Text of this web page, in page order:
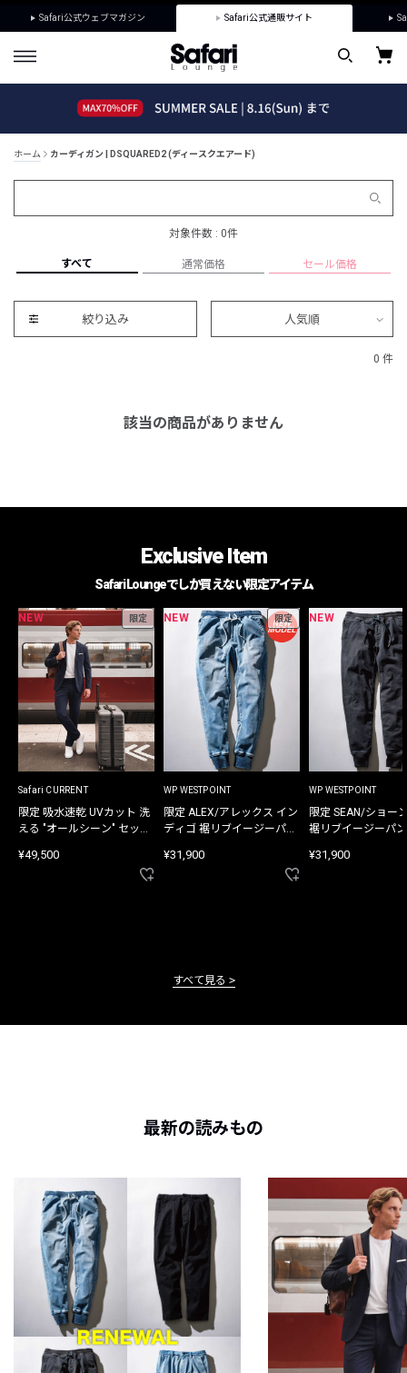
Safari公式ウェブマガジン Safari公式通販サイト
ホーム カーディガン | DSQUARED2 (ディースクエアード)
対象件数 : 0件
すべて 通常価格 セール価格
絞り込み 人気順
0 件
該当の商品がありません
Exclusive Item
Safari Loungeでしか買えない限定アイテム
NEW 限定
Safari CURRENT
限定 吸水速乾 UVカット 洗
える "オールシーン" セット
¥49,500
NEW 限定
WP WESTPOINT
限定 ALEX/アレックス イン
ディゴ 裾リブイージーパン
¥31,900
NEW
WP WESTPOINT
限定 SEAN/ショー
裾リブイージーパ
¥31,900
すべて見る
最新の読みもの